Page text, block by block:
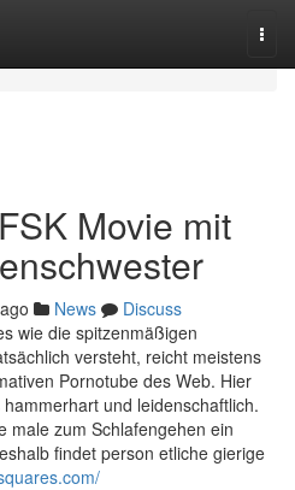
Movie mit
News
Discuss
wie die spitzenmäßigen
versteht, reicht meistens
Pornotube des Web. Hier
und leidenschaftlich.
male zum Schlafengehen ein
findet person etliche gierige